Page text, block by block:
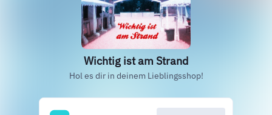
Wichtig ist am Strand
Hol es dir in deinem Lieblingsshop!